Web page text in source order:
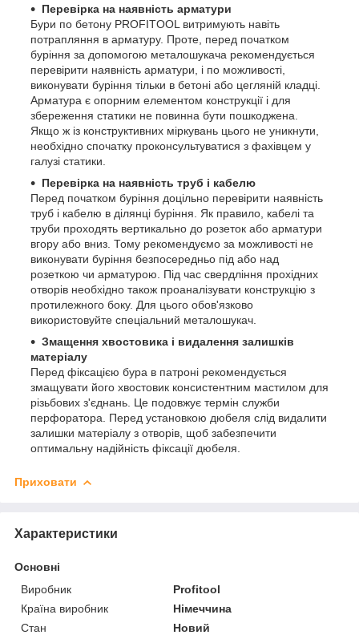
Перевірка на наявність арматури
Бури по бетону PROFITOOL витримують навіть
потрапляння в арматуру. Проте, перед початком
буріння за допомогою металошукача рекомендується
перевірити наявність арматури, і по можливості,
виконувати буріння тільки в бетоні або цегляній кладці.
Арматура є опорним елементом конструкції і для
збереження статики не повинна бути пошкоджена.
Якщо ж із конструктивних міркувань цього не уникнути,
необхідно спочатку проконсультуватися з фахівцем у
галузі статики.
Перевірка на наявність труб і кабелю
Перед початком буріння доцільно перевірити наявність
труб і кабелю в ділянці буріння. Як правило, кабелі та
труби проходять вертикально до розеток або арматури
вгору або вниз. Тому рекомендуємо за можливості не
виконувати буріння безпосередньо під або над
розеткою чи арматурою. Під час свердління прохідних
отворів необхідно також проаналізувати конструкцію з
протилежного боку. Для цього обов'язково
використовуйте спеціальний металошукач.
Змащення хвостовика і видалення залишків
матеріалу
Перед фіксацією бура в патроні рекомендується
змащувати його хвостовик консистентним мастилом для
різьбових з'єднань. Це подовжує термін служби
перфоратора. Перед установкою дюбеля слід видалити
залишки матеріалу з отворів, щоб забезпечити
оптимальну надійність фіксації дюбеля.
Приховати
Характеристики
Основні
Виробник
Profitool
Країна виробник
Німеччина
Стан
Новий